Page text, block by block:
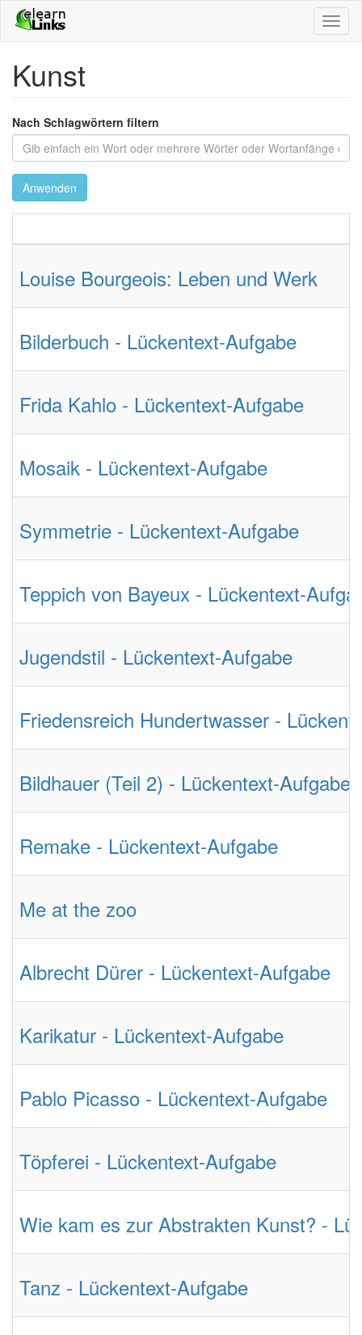
Direkt
zum
Inhalt
Kunst
Nach Schlagwörtern filtern
Anwenden
Louise Bourgeois: Leben und Werk
Bilderbuch - Lückentext-Aufgabe
Frida Kahlo - Lückentext-Aufgabe
Mosaik - Lückentext-Aufgabe
Symmetrie - Lückentext-Aufgabe
Teppich von Bayeux - Lückentext-
Jugendstil - Lückentext-Aufgabe
Friedensreich Hundertwasser -
Bildhauer (Teil 2) - Lückentext-Aufgabe
Remake - Lückentext-Aufgabe
Me at the zoo
Albrecht Dürer - Lückentext-Aufgabe
Karikatur - Lückentext-Aufgabe
Pablo Picasso - Lückentext-Aufgabe
Töpferei - Lückentext-Aufgabe
Wie kam es zur Abstrakten Kunst? -
Tanz - Lückentext-Aufgabe